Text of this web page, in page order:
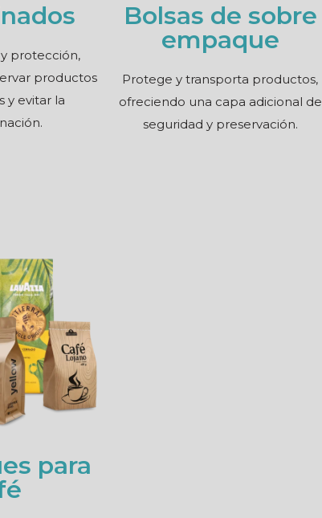
protección,
productos
y evitar la
Bolsas de sobre
empaque
Protege y transporta productos,
ofreciendo una capa adicional de
seguridad y preservación.
para